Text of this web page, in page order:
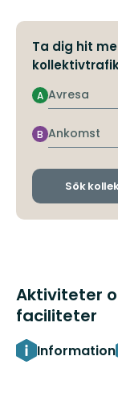
Ta dig hit
Avresa
A
Ankomst
B
Sök
Aktiviteter
faciliteter
Information